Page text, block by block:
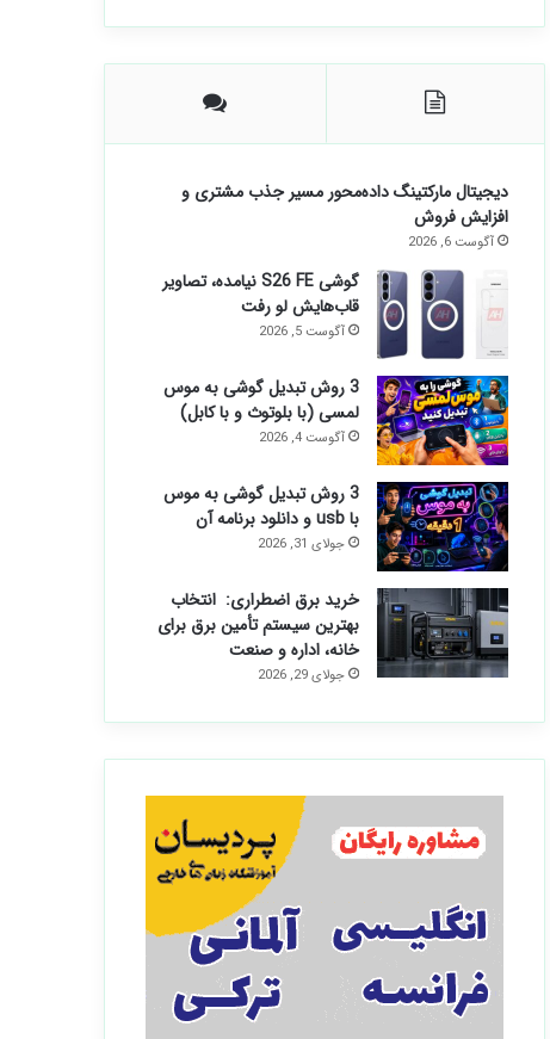
دیجیتال مارکتینگ داده‌محور مسیر جذب مشتری و
افزایش فروش
آگوست 6, 2026
گوشی S26 FE نیامده، تصاویر
قاب‌هایش لو رفت
آگوست 5, 2026
3 روش تبدیل گوشی به موس
لمسی (با بلوتوث و با کابل)
آگوست 4, 2026
3 روش تبدیل گوشی به موس
با usb و دانلود برنامه آن
جولای 31, 2026
خرید برق اضطراری: انتخاب
بهترین سیستم تأمین برق برای
خانه، اداره و صنعت
جولای 29, 2026